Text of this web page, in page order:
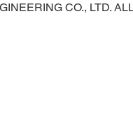
CO., LTD.